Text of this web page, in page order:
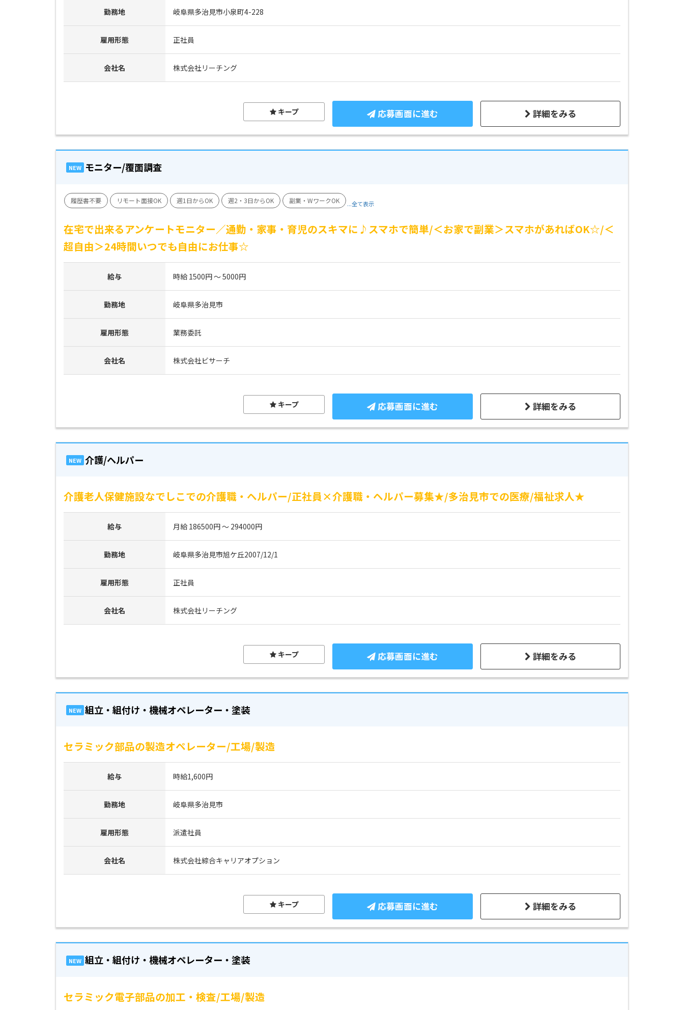
勤務地 岐阜県多治見市小泉町4-228
雇用形態 正社員
会社名 株式会社リーチング
詳細をみる
応募画面に進む
キープ
NEW モニター/覆面調査
履歴書不要 リモート面接OK 週1日からOK 週2・3日からOK 副業・WワークOK ...全て表示
在宅で出来るアンケートモニター／通勤・家事・育児のスキマに♪スマホで簡単/＜お家で副業＞スマホがあればOK☆/＜
超自由＞24時間いつでも自由にお仕事☆
給与 時給 1500円 ～ 5000円
勤務地 岐阜県多治見市
雇用形態 業務委託
会社名 株式会社ビサーチ
詳細をみる
応募画面に進む
キープ
NEW 介護/ヘルパー
介護老人保健施設なでしこでの介護職・ヘルパー/正社員×介護職・ヘルパー募集★/多治見市での医療/福祉求人★
給与 月給 186500円 ～ 294000円
勤務地 岐阜県多治見市旭ケ丘2007/12/1
雇用形態 正社員
会社名 株式会社リーチング
詳細をみる
応募画面に進む
キープ
NEW 組立・組付け・機械オペレーター・塗装
セラミック部品の製造オペレーター/工場/製造
給与 時給1,600円
勤務地 岐阜県多治見市
雇用形態 派遣社員
会社名 株式会社綜合キャリアオプション
詳細をみる
応募画面に進む
キープ
NEW 組立・組付け・機械オペレーター・塗装
セラミック電子部品の加工・検査/工場/製造